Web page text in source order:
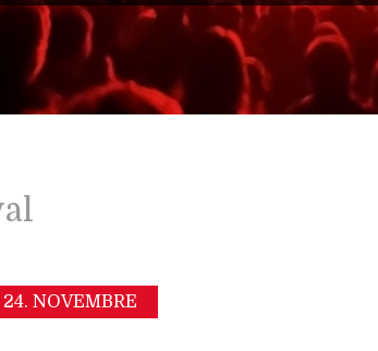
24. NOVEMBRE